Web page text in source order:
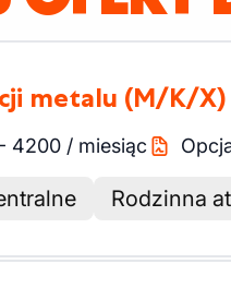
metalu (M/K/X)
- 4200 / miesiąc
Rodzinna